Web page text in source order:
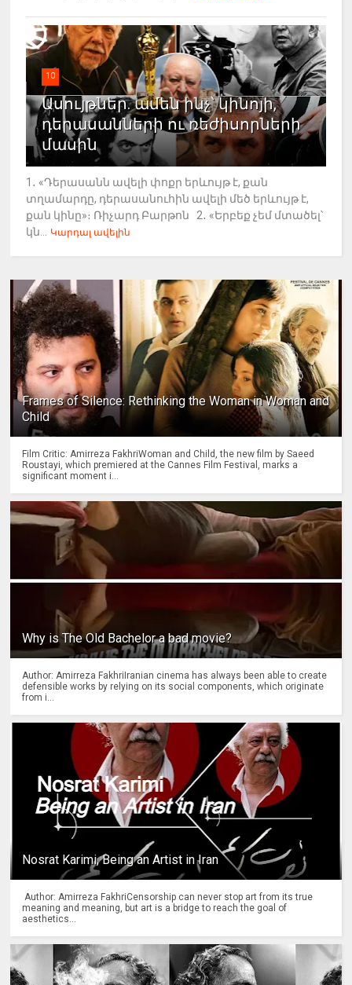
10
Ասույթներ. ամեն ինչ՝ կինոյի,
դերասանների ու ռեժիսորների
մասին
1․ «Դերասանն ավելի փոքր երևույթ է, քան
տղամարդը, դերասանուհին ավելի մեծ երևույթ է,
քան կինը»։ Ռիչարդ Բարթոն 2․ «Երբեք չեմ մտածել՝
կն...
Կարդալ ավելին
Frames of Silence: Rethinking the Woman in Woman and
Child
Film Critic: Amirreza FakhriWoman and Child, the new film by Saeed
Roustayi, which premiered at the Cannes Film Festival, marks a
significant moment i...
Why is The Old Bachelor a bad movie?
Author: Amirreza FakhriIranian cinema has always been able to create
defensible works by relying on its social components, which originate
from i...
Nosrat Karimi, Being an Artist in Iran
Author: Amirreza FakhriCensorship can never stop art from its true
meaning and meaning, but art is a bridge to reach the goal of
aesthetics...